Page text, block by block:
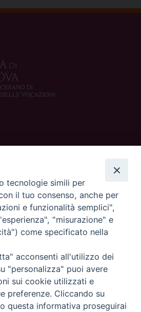
com
Padova
com
tecnologie simili per
il tuo consenso, anche per
e funzionalità semplici",
"misurazione" e
come specificato nella
acconsenti all'utilizzo dei
"personalizza" puoi avere
sui cookie utilizzati e
preferenze. Cliccando su
questa informativa proseguirai